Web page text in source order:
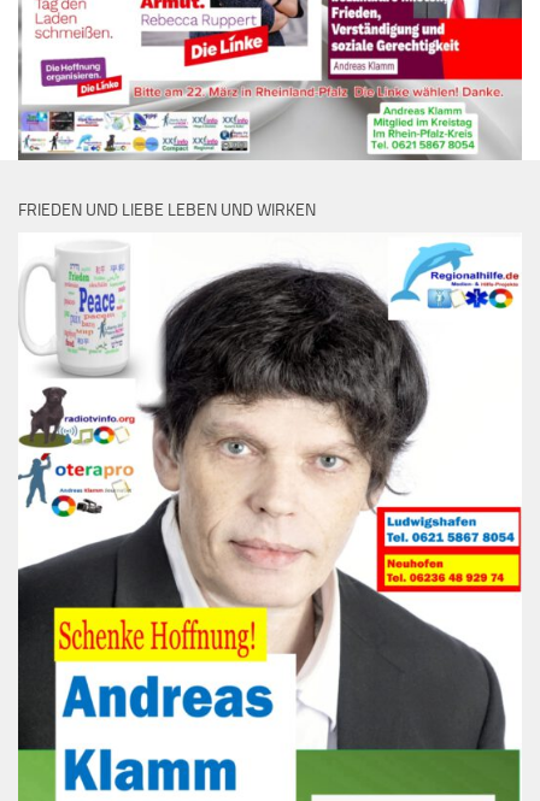
FRIEDEN UND LIEBE LEBEN UND WIRKEN